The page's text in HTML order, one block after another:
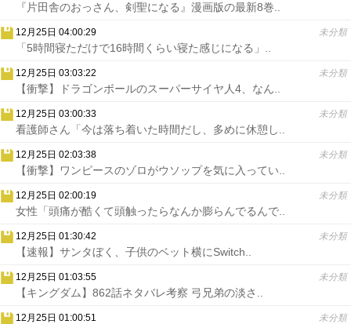
『片田舎のおっさん、剣聖になる』漫画版の最新8巻..
12月25日 04:00:29 未分類
「5時間寝ただけで16時間くらい寝た感じになる」..
12月25日 03:03:22 未分類
【衝撃】ドラゴンボールのスーパーサイヤ人4、なん..
12月25日 03:00:33 未分類
看護師さん「今は落ち着いた時間だし、多めに休憩し..
12月25日 02:03:38 未分類
【衝撃】ワンピースのゾロがウソップを気に入ってい..
12月25日 02:00:19 未分類
女性「頭痛が酷くて頭触ったらなんか膨らんでるんで..
12月25日 01:30:42 未分類
【速報】サンタぼく、子供のベット横にSwitch..
12月25日 01:03:55 未分類
【キングダム】862話ネタバレ考察 弓兄弟の淡さ..
12月25日 01:00:51 未分類